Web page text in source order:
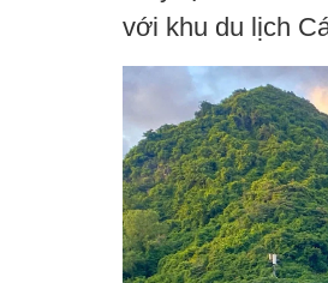
với khu du lịch